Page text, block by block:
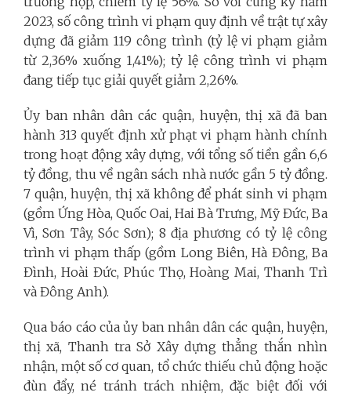
2023, số công trình vi phạm quy định về trật tự xây
dựng đã giảm 119 công trình (tỷ lệ vi phạm giảm
từ 2,36% xuống 1,41%); tỷ lệ công trình vi phạm
đang tiếp tục giải quyết giảm 2,26%.
Ủy ban nhân dân các quận, huyện, thị xã đã ban
hành 313 quyết định xử phạt vi phạm hành chính
trong hoạt động xây dựng, với tổng số tiền gần 6,6
tỷ đồng, thu về ngân sách nhà nước gần 5 tỷ đồng.
7 quận, huyện, thị xã không để phát sinh vi phạm
(gồm Ứng Hòa, Quốc Oai, Hai Bà Trưng, Mỹ Đức, Ba
Vì, Sơn Tây, Sóc Sơn); 8 địa phương có tỷ lệ công
trình vi phạm thấp (gồm Long Biên, Hà Đông, Ba
Đình, Hoài Đức, Phúc Thọ, Hoàng Mai, Thanh Trì
và Đông Anh).
Qua báo cáo của ủy ban nhân dân các quận, huyện,
thị xã, Thanh tra Sở Xây dựng thẳng thắn nhìn
nhận, một số cơ quan, tổ chức thiếu chủ động hoặc
đùn đẩy, né tránh trách nhiệm, đặc biệt đối với